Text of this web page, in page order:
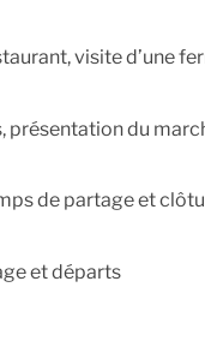
visite d’une
du
de partage et
et départs